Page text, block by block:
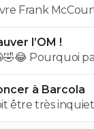
Frank
l’OM !
un
à Barcola
être très inquiet.
l'on sait